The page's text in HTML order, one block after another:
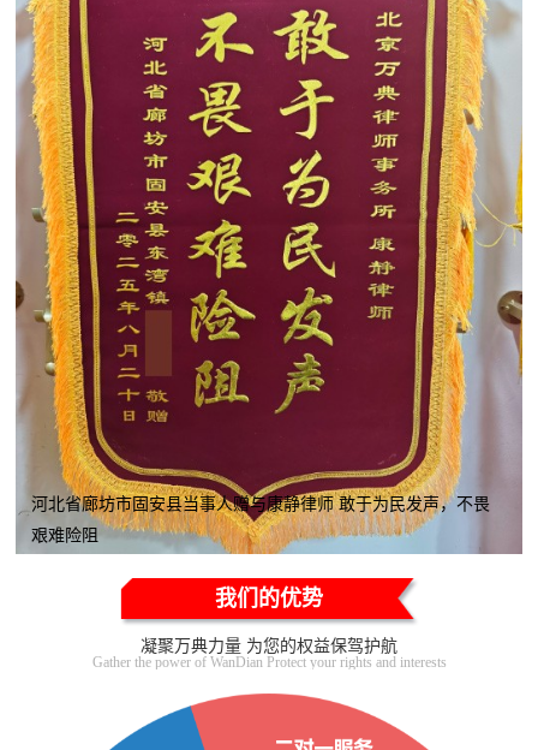
河北省廊坊市固安县当事人赠与康静律师 敢于为民发声，不畏
艰难险阻
我们的优势
凝聚万典力量 为您的权益保驾护航
Gather the power of WanDian Protect your rights and interests